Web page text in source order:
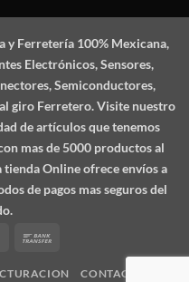
y Ferretería 100% Mexicana,
Electrónicos, Sensores,
Semiconductores,
giro Ferretero. Visite nuestro
de artículos que tenemos
mas de 5000 productos al
Online ofrece envíos a
de pagos mas seguros del
MasterCard
CONTACTO